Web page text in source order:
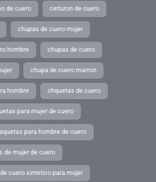
de cuero cinturon de cuero
chupas de cuero mujer
hombre chupas de cuero
chupa de cuero marron
hombre chquetas de cuero
para mujer de cuero
para hombre de cuero
de mujer de cuero
cuero sintetico para mujer